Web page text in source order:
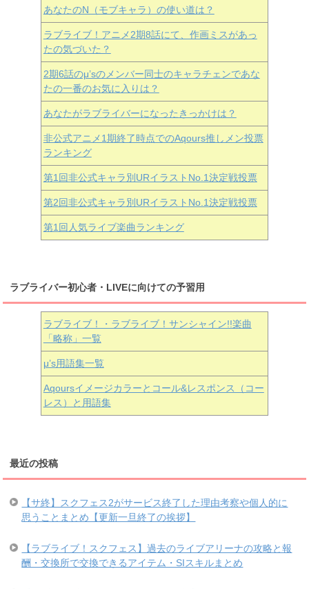
あなたのN（モブキャラ）の使い道は？
ラブライブ！アニメ2期8話にて、作画ミスがあっ
たの気づいた？
2期6話のμ’sのメンバー同士のキャラチェンであな
たの一番のお気に入りは？
あなたがラブライバーになったきっかけは？
非公式アニメ1期終了時点でのAqours推しメン投票
ランキング
第1回非公式キャラ別URイラストNo.1決定戦投票
第2回非公式キャラ別URイラストNo.1決定戦投票
第1回人気ライブ楽曲ランキング
ラブライバー初心者・LIVEに向けての予習用
ラブライブ！・ラブライブ！サンシャイン!!楽曲
「略称」一覧
μ’s用語集一覧
Aqoursイメージカラーとコール&レスポンス（コー
レス）と用語集
最近の投稿
【サ終】スクフェス2がサービス終了した理由考察や個人的に
思うことまとめ【更新一旦終了の挨拶】
【ラブライブ！スクフェス】過去のライブアリーナの攻略と報
酬・交換所で交換できるアイテム・SIスキルまとめ